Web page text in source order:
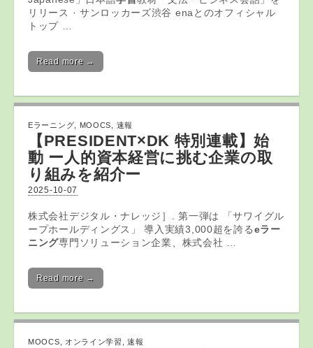
リリース · サンロッカーズ渋谷 enaとのオフィシャル
トップ …
Read more →
Eラーニング MOOCS 速報
【PRESIDENT×DK 特別連載】始
動 ー人的資本経営に挑む企業の取
り組みを紹介ー
2025-10-07
株式会社デジタル・ナレッジ］. 第一弾は 「サワイグル
ープホールディングス」 導入実績3,000超を誇るeラー
ニング専門ソリューション企業、株式会社 …
Read more →
MOOCS オンライン学習 ,速報